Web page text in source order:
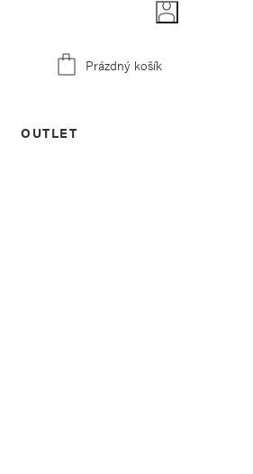
Nákupní
Prázdný košík
OUTLET